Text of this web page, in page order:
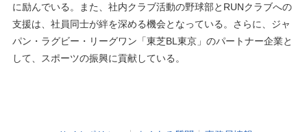
に励んでいる。また、社内クラブ活動の野球部とRUNクラブへの
支援は、社員同士が絆を深める機会となっている。さらに、ジャ
パン・ラグビー・リーグワン「東芝BL東京」のパートナー企業と
して、スポーツの振興に貢献している。